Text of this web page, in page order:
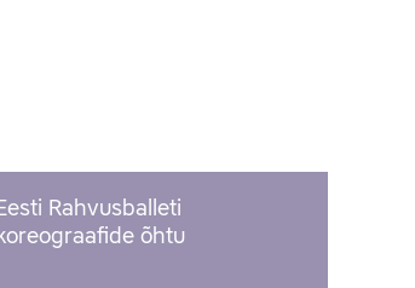
Eesti Rahvusballeti
õhtu